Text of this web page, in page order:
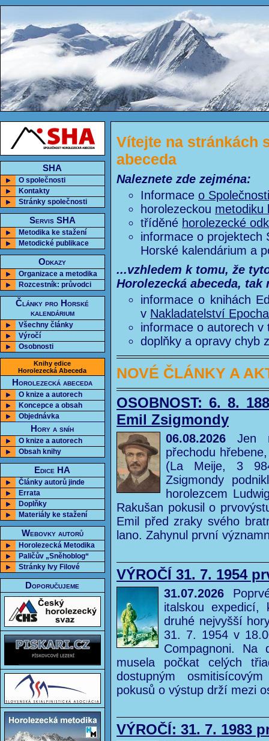
SHA
O společnosti
Kontakty
Stránky společnosti
Servis SHA
Metodika ke stažení
Metodické publikace
Odkazy
Organizace a metodika
Rozcestník: průvodci
Články pro Horské
kalendárium
Všechny články
Výročí
Osobnosti
Knihy edice
Horolezecká Abeceda
Horolezecká abeceda
O knize a autorech
Koncepce a obsah
Objednávka
Hory a sníh
O knize a autorech
Obsah knihy
Edice HA
Články autorů jinde
Errata
Doplňky
Materiály ke stažení
Webovky autorů
Horolezecká Metodika
Paličův „Sněhoblog“
Stránky Ivy Filové
Doporučujeme
Vítejte na stránkách
abeceda
Naleznete zde zejména:
Informace o Společnosti
horolezeckou metodiku
tříděné horolezecké
informace o projektech
Horské kalendárium a
...vzhledem k tomu, že
Horolezecká abeceda, tak
informace o knihách
v Nakladatelství Epocha
informace o autorech
doplňky a opravy chyb
NOVÉ ČLÁNKY A
OSOBNOST: 6. 8.
Emil Zsigmondy
06.08.2026 Jen
přechodu
(La Meije, 3
Zsigmondy
horolezcem
Rakušan pokusil o
Emil před zraky svého
lano. Zahynul první
VÝROČÍ 31. 7. 1954
31.07.2026
italskou expedicí,
druhé nejvyšší
31. 7. 1954 v
Compagnoni. Na
musela počkat celých
dostupným
pokusů o výstup drží mezi
VÝROČÍ: 31. 7. 1983